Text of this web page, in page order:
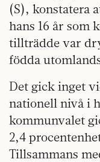
(S), konstatera
hans 16 år som
tillträdde var
födda
Det gick inget
nationell nivå i
kommunvalet
2,4
Tillsammans